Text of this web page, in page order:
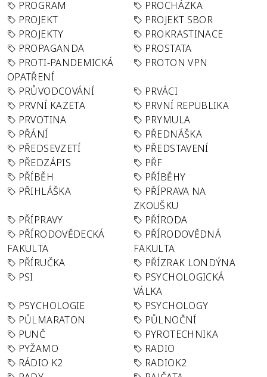
PROGRAM
PROCHÁZKA
PROJEKT
PROJEKT SBOR
PROJEKTY
PROKRASTINACE
PROPAGANDA
PROSTATA
PROTI-PANDEMICKÁ
OPATŘENÍ
PROTON VPN
PRŮVODCOVÁNÍ
PRVÁCI
PRVNÍ KAZETA
PRVNÍ REPUBLIKA
PRVOTINA
PRYMULA
PŘÁNÍ
PŘEDNÁŠKA
PŘEDSEVZETÍ
PŘEDSTAVENÍ
PŘEDZÁPIS
PŘF
PŘÍBĚH
PŘÍBĚHY
PŘIHLÁŠKA
PŘÍPRAVA NA
ZKOUŠKU
PŘÍPRAVY
PŘÍRODA
PŘÍRODOVĚDECKÁ
FAKULTA
PŘÍRODOVĚDNÁ
FAKULTA
PŘÍRUČKA
PŘÍZRAK LONDÝNA
PSI
PSYCHOLOGICKÁ
VÁLKA
PSYCHOLOGIE
PSYCHOLOGY
PŮLMARATON
PŮLNOČNÍ
PUNČ
PYROTECHNIKA
PYŽAMO
RADIO
RÁDIO K2
RADIOK2